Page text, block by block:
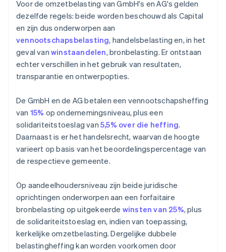
Voor de omzetbelasting van GmbH's en AG's gelden
dezelfde regels: beide worden beschouwd als Capital
en zijn dus onderworpen aan
vennootschapsbelasting, handelsbelasting en, in het
geval van winstaandelen, bronbelasting. Er ontstaan
echter verschillen in het gebruik van resultaten,
transparantie en ontwerpopties.
De GmbH en de AG betalen een vennootschapsheffing
van 15% op ondernemingsniveau, plus een
solidariteitstoeslag van 5,5% over die heffing.
Daarnaast is er het handelsrecht, waarvan de hoogte
varieert op basis van het beoordelingspercentage van
de respectieve gemeente.
Op aandeelhoudersniveau zijn beide juridische
oprichtingen onderworpen aan een forfaitaire
bronbelasting op uitgekeerde winsten van 25%, plus
de solidariteitstoeslag en, indien van toepassing,
kerkelijke omzetbelasting. Dergelijke dubbele
belastingheffing kan worden voorkomen door